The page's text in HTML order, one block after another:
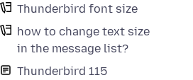
Thunderbird font size
how to change text size
in the message list?
Thunderbird 115